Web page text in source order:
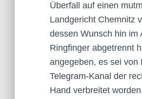
Überfall auf einen
Landgericht Chemnitz
dessen Wunsch hin im
Ringfinger abgetrennt
angegeben, es sei von
Telegram-Kanal der
Hand verbreitet